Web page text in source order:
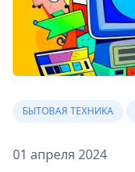
БЫТОВАЯ ТЕХНИКА
01 апреля 2024